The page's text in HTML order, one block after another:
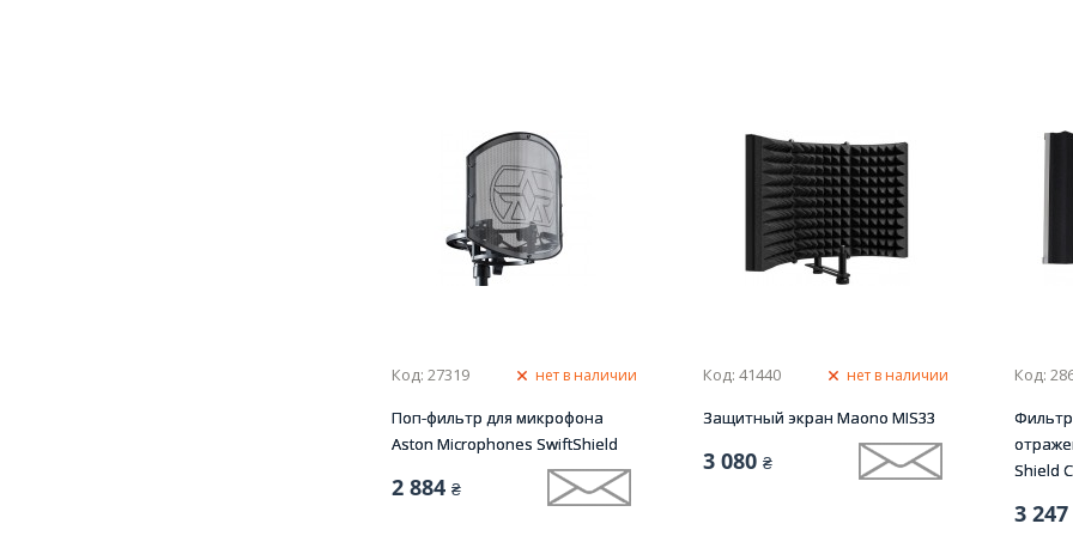
Код: 27319 нет в наличии
Поп-фильтр для микрофона
Aston Microphones SwiftShield
2 884 ₴
Код: 41440 нет в наличии
Защитный экран Maono MIS33
3 080 ₴
Код:
Фильтр
Shield
3 247